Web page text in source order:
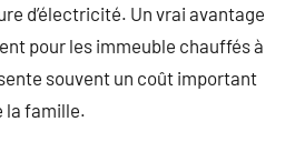
d’électricité. Un vrai avantage
pour les immeuble chauffés à
souvent un coût important
la famille.